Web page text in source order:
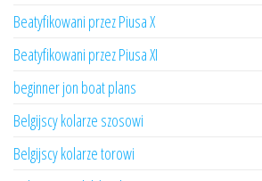
Beatyfikowani przez Piusa X
Beatyfikowani przez Piusa XI
beginner jon boat plans
Belgijscy kolarze szosowi
Belgijscy kolarze torowi